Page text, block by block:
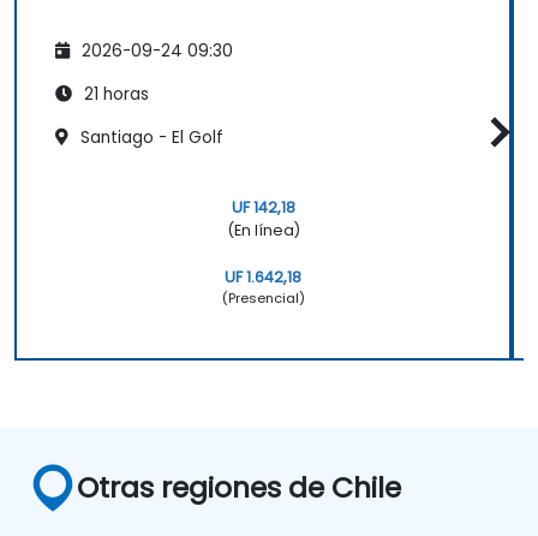
2026-09-24 09:30
21 horas
Santiago - El Golf
UF 142,18
(En línea)
UF 1.642,18
(Presencial)
Otras regiones de Chile